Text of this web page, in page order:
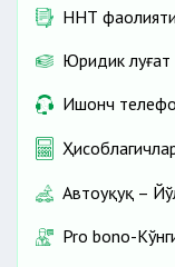
ННТ
Юридик луғат
Ишонч
Автоҳуқуқ –
Pro bono-